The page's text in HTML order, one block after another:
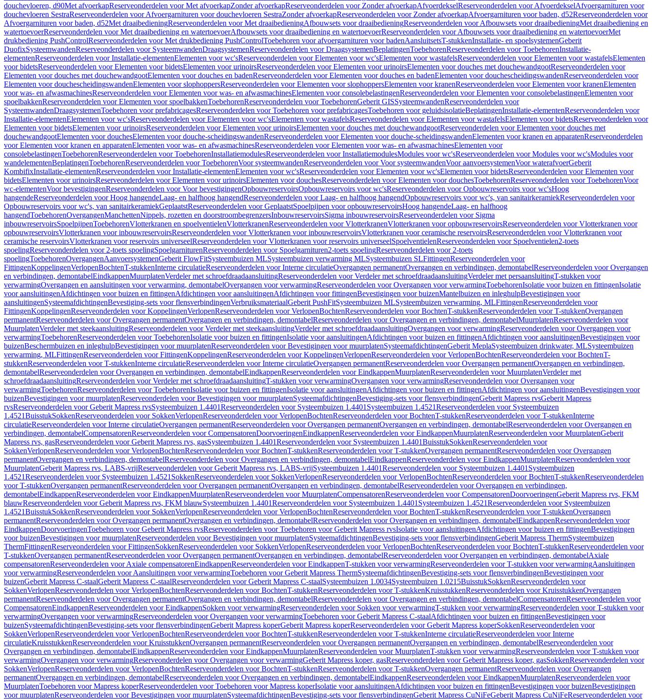
douchevloeren, d90Met afvoerkapReserveonderdelen voor Met afvoerkapZonder afvoerkapReserveonderdelen voor Zonder afvoerkapAfvoerdekselReserveonderdelen voor AfvoerdekselAfvoergarnituren voor
douchevloeren SestraReserveonderdelen voor Afvoergarnituren voor douchevloeren SestraZonder afvoerkapReserveonderdelen voor Zonder afvoerkapAfvoergarnituren voor baden, d52Reserveonderdelen voor
Afvoergarnituren voor baden, d52Met draaibedieningReserveonderdelen voor Met draaibedieningAfbouwsets voor draaibedieningReserveonderdelen voor Afbouwsets voor draaibedieningMet draaibediening en
watertoevoerReserveonderdelen voor Met draaibediening en watertoevoerAfbouwsets voor draaibediening en watertoevoerReserveonderdelen voor Afbouwsets voor draaibediening en watertoevoerMet
drukbediening PushControlReserveonderdelen voor Met drukbediening PushControlToebehoren voor afvoergarnituren voor badenAansluitsetsT-stukkenInstallatie- en spoelsystemenGeberit
DuofixSysteemwandenReserveonderdelen voor SysteemwandenDraagsystemenReserveonderdelen voor DraagsystemenBeplatingenToebehorenReserveonderdelen voor ToebehorenInstallatie-
elementenReserveonderdelen voor Installatie-elementenElementen voor wc'sReserveonderdelen voor Elementen voor wc'sElementen voor wastafelsReserveonderdelen voor Elementen voor wastafelsElementen
voor bidetsReserveonderdelen voor Elementen voor bidetsElementen voor urinoirsReserveonderdelen voor Elementen voor urinoirsElementen voor douches met douchewandgootReserveonderdelen voor
Elementen voor douches met douchewandgootElementen voor douches en badenReserveonderdelen voor Elementen voor douches en badenElementen voor douchescheidingswandenReserveonderdelen voor
Elementen voor douchescheidingswandenElementen voor slophoppersReserveonderdelen voor Elementen voor slophoppersElementen voor kranenReserveonderdelen voor Elementen voor kranenElementen
voor was- en afwasmachinesReserveonderdelen voor Elementen voor was- en afwasmachinesElementen voor consolebelastingenReserveonderdelen voor Elementen voor consolebelastingenElementen voor
spoelbakkenReserveonderdelen voor Elementen voor spoelbakkenToebehorenReserveonderdelen voor ToebehorenGeberit GISSysteemwandenReserveonderdelen voor
SysteemwandenDraagsystemenToebehoren voor prefabricagesReserveonderdelen voor Toebehoren voor prefabricagesToebehoren voor geluidsisolatieBeplatingenInstallatie-elementenReserveonderdelen voor
Installatie-elementenElementen voor wc'sReserveonderdelen voor Elementen voor wc'sElementen voor wastafelsReserveonderdelen voor Elementen voor wastafelsElementen voor bidetsReserveonderdelen voor
Elementen voor bidetsElementen voor urinoirsReserveonderdelen voor Elementen voor urinoirsElementen voor douches met douchewandgootReserveonderdelen voor Elementen voor douches met
douchewandgootElementen voor douchesElementen voor douche-scheidingswandenReserveonderdelen voor Elementen voor douche-scheidingswandenElementen voor kranen en apparatenReserveonderdelen
voor Elementen voor kranen en apparatenElementen voor was- en afwasmachinesReserveonderdelen voor Elementen voor was- en afwasmachinesElementen voor
consolebelastingenToebehorenReserveonderdelen voor ToebehorenInstallatiemodulesReserveonderdelen voor InstallatiemodulesModules voor wc'sReserveonderdelen voor Modules voor wc'sModules voor
wandelementenBeplatingenToebehorenReserveonderdelen voor ToebehorenVoor systeemwandenReserveonderdelen voor Voor systeemwandenVoor aanvoersystemenVoor waterafvoerGeberit
KombifixInstallatie-elementenReserveonderdelen voor Installatie-elementenElementen voor wc'sReserveonderdelen voor Elementen voor wc'sElementen voor bidetsReserveonderdelen voor Elementen voor
bidetsElementen voor urinoirsReserveonderdelen voor Elementen voor urinoirsElementen voor douchesReserveonderdelen voor Elementen voor douchesToebehorenReserveonderdelen voor ToebehorenVoor
wc-elementenVoor bevestigingenReserveonderdelen voor Voor bevestigingenOpbouwreservoirsOpbouwreservoirs voor wc'sReserveonderdelen voor Opbouwreservoirs voor wc'sHoog
hangendeReserveonderdelen voor Hoog hangendeLaag- en halfhoog hangendReserveonderdelen voor Laag- en halfhoog hangendOpbouwreservoirs voor wc's, van sanitairkeramiekReserveonderdelen voor
Opbouwreservoirs voor wc's, van sanitairkeramiekGeplaatstReserveonderdelen voor GeplaatstSpoelpijpen voor opbouwreservoirsHoog hangendeLaag- en halfhoog
hangendToebehorenOvergangenManchettenNippels, rozetten en doorstroombegrenzersInbouwreservoirsSigma inbouwreservoirsReserveonderdelen voor Sigma
inbouwreservoirsSpoelpijpenToebehorenVlotterkranen en spoelventielenVlotterkranenReserveonderdelen voor VlotterkranenVlotterkranen voor opbouwreservoirsReserveonderdelen voor Vlotterkranen voor
opbouwreservoirsVlotterkranen voor inbouwreservoirsReserveonderdelen voor Vlotterkranen voor inbouwreservoirsVlotterkranen voor ceramische reservoirsReserveonderdelen voor Vlotterkranen voor
ceramische reservoirsVlotterkranen voor reservoirs universeelReserveonderdelen voor Vlotterkranen voor reservoirs universeelSpoelventielenReserveonderdelen voor Spoelventielen2-toets
spoelingReserveonderdelen voor 2-toets spoelingSpoelgarniturenReserveonderdelen voor Spoelgarnituren2-toets spoelingReserveonderdelen voor 2-toets
spoelingToebehorenOvergangenAanvoersystemenGeberit FlowFitSysteembuizen MLSysteembuizen verwarming MLSysteembuizen SLFittingenReserveonderdelen voor
FittingenKoppelingenVerlopenBochtenT-stukkenInterne circulatieReserveonderdelen voor Interne circulatieOvergangen permanentOvergangen en verbindingen, demontabelReserveonderdelen voor Overgangen
en verbindingen, demontabelEindkappenMuurplatenVerdeler met schroefdraadaansluitingReserveonderdelen voor Verdeler met schroefdraadaansluitingVerdeler met persaansluitingT-stukken voor
verwarmingOvergangen en aansluitingen voor verwarming, demontabelOvergangen voor verwarmingReserveonderdelen voor Overgangen voor verwarmingToebehorenIsolatie voor buizen en fittingenIsolatie
voor aansluitingenAfdichtingen voor buizen en fittingenAfdichtingen voor aansluitingenAfdichtingen voor fittingenBevestigingen voor buizenMantelbuizen en inleghulpBevestigingen voor
aansluitingenSysteemafdichtingenBevestiging-sets voor flensverbindingenVerbruiksmateriaalGeberit PushFitSysteembuizen MLSysteembuizen verwarming, MLFittingenReserveonderdelen voor
FittingenKoppelingenReserveonderdelen voor KoppelingenVerlopenReserveonderdelen voor VerlopenBochtenReserveonderdelen voor BochtenT-stukkenReserveonderdelen voor T-stukkenOvergangen
permanentReserveonderdelen voor Overgangen permanentOvergangen en verbindingen, demontabelReserveonderdelen voor Overgangen en verbindingen, demontabelMuurplatenReserveonderdelen voor
MuurplatenVerdeler met steekaansluitingReserveonderdelen voor Verdeler met steekaansluitingVerdeler met schroefdraadaansluitingOvergangen voor verwarmingReserveonderdelen voor Overgangen voor
verwarmingToebehorenReserveonderdelen voor ToebehorenIsolatie voor buizen en fittingenIsolatie voor aansluitingenAfdichtingen voor buizen en fittingenAfdichtingen voor aansluitingenBevestigingen voor
buizenBeschermbuizen en inleghulpBevestigingen voor muurplatenReserveonderdelen voor Bevestigingen voor muurplatenSysteemafdichtingenGeberit MeplaSysteembuizen drinkwater, MLSysteembuizen
verwarming, MLFittingenReserveonderdelen voor FittingenKoppelingenReserveonderdelen voor KoppelingenVerlopenReserveonderdelen voor VerlopenBochtenReserveonderdelen voor BochtenT-
stukkenReserveonderdelen voor T-stukkenInterne circulatieReserveonderdelen voor Interne circulatieOvergangen permanentReserveonderdelen voor Overgangen permanentOvergangen en verbindingen,
demontabelReserveonderdelen voor Overgangen en verbindingen, demontabelEindkappenReserveonderdelen voor EindkappenMuurplatenReserveonderdelen voor MuurplatenVerdeler met
schroefdraadaansluitingReserveonderdelen voor Verdeler met schroefdraadaansluitingT-stukken voor verwarmingOvergangen voor verwarmingReserveonderdelen voor Overgangen voor
verwarmingToebehorenReserveonderdelen voor ToebehorenIsolatie voor buizen en fittingenIsolatie voor aansluitingenAfdichtingen voor buizen en fittingenAfdichtingen voor aansluitingenBevestigingen voor
buizenBevestigingen voor muurplatenReserveonderdelen voor Bevestigingen voor muurplatenSysteemafdichtingenBevestiging-sets voor flensverbindingenGeberit Mapress rvsGeberit Mapress
rvsReserveonderdelen voor Geberit Mapress rvsSysteembuizen 1.4401Reserveonderdelen voor Systeembuizen 1.4401 Systeembuizen 1.4521Reserveonderdelen voor Systeembuizen
1.4521BuisstukSokkenReserveonderdelen voor SokkenVerlopenReserveonderdelen voor VerlopenBochtenReserveonderdelen voor BochtenT-stukkenReserveonderdelen voor T-stukkenInterne
circulatieReserveonderdelen voor Interne circulatieOvergangen permanentReserveonderdelen voor Overgangen permanentOvergangen en verbindingen, demontabelReserveonderdelen voor Overgangen en
verbindingen, demontabelCompensatorenReserveonderdelen voor CompensatorenDoorvoeringenEindkappenReserveonderdelen voor EindkappenMuurplatenReserveonderdelen voor MuurplatenGeberit
Mapress rvs, gasReserveonderdelen voor Geberit Mapress rvs, gasSysteembuizen 1.4401Reserveonderdelen voor Systeembuizen 1.4401BuisstukSokkenReserveonderdelen voor
SokkenVerlopenReserveonderdelen voor VerlopenBochtenReserveonderdelen voor BochtenT-stukkenReserveonderdelen voor T-stukkenOvergangen permanentReserveonderdelen voor Overgangen
permanentOvergangen en verbindingen, demontabelReserveonderdelen voor Overgangen en verbindingen, demontabelEindkappenReserveonderdelen voor EindkappenMuurplatenReserveonderdelen voor
MuurplatenGeberit Mapress rvs, LABS-vrijReserveonderdelen voor Geberit Mapress rvs, LABS-vrijSysteembuizen 1.4401Reserveonderdelen voor Systeembuizen 1.4401 Systeembuizen
1.4521Reserveonderdelen voor Systeembuizen 1.4521 SokkenReserveonderdelen voor SokkenVerlopenReserveonderdelen voor VerlopenBochtenReserveonderdelen voor BochtenT-stukkenReserveonderdelen
voor T-stukkenOvergangen permanentReserveonderdelen voor Overgangen permanentOvergangen en verbindingen, demontabelReserveonderdelen voor Overgangen en verbindingen,
demontabelEindkappenReserveonderdelen voor EindkappenMuurplatenReserveonderdelen voor MuurplatenCompensatorenReserveonderdelen voor CompensatorenDoorvoeringenGeberit Mapress rvs, FKM
blauwReserveonderdelen voor Geberit Mapress rvs, FKM blauwSysteembuizen 1.4401Reserveonderdelen voor Systeembuizen 1.4401 Systeembuizen 1.4521Reserveonderdelen voor Systeembuizen
1.4521BuisstukSokkenReserveonderdelen voor SokkenVerlopenReserveonderdelen voor VerlopenBochtenReserveonderdelen voor BochtenT-stukkenReserveonderdelen voor T-stukkenOvergangen
permanentReserveonderdelen voor Overgangen permanentOvergangen en verbindingen, demontabelReserveonderdelen voor Overgangen en verbindingen, demontabelEindkappenReserveonderdelen voor
EindkappenDoorvoeringenToebehoren voor Geberit Mapress rvsReserveonderdelen voor Toebehoren voor Geberit Mapress rvsIsolatie voor aansluitingenAfdichtingen voor buizen en fittingenBevestigingen
voor buizenBevestigingen voor muurplatenReserveonderdelen voor Bevestigingen voor muurplatenSysteemafdichtingenBevestiging-sets voor flensverbindingenGeberit Mapress ThermSysteembuizen
ThermFittingenReserveonderdelen voor FittingenSokkenReserveonderdelen voor SokkenVerlopenReserveonderdelen voor VerlopenBochtenReserveonderdelen voor BochtenT-stukkenReserveonderdelen voor
T-stukkenOvergangen permanentReserveonderdelen voor Overgangen permanentOvergangen en verbindingen, demontabelReserveonderdelen voor Overgangen en verbindingen, demontabelAxiale
compensatorenReserveonderdelen voor Axiale compensatorenEindkappenReserveonderdelen voor EindkappenT-stukken voor verwarmingReserveonderdelen voor T-stukken voor verwarmingAansluitingen
voor verwarmingReserveonderdelen voor Aansluitingen voor verwarmingToebehoren voor Geberit Mapress ThermSysteemafdichtingenBevestiging-sets voor flensverbindingenBevestigingen voor
buizenGeberit Mapress C-staalGeberit Mapress C-staalReserveonderdelen voor Geberit Mapress C-staalSysteembuizen 1.0034Systeembuizen 1.0215BuisstukSokkenReserveonderdelen voor
SokkenVerlopenReserveonderdelen voor VerlopenBochtenReserveonderdelen voor BochtenT-stukkenReserveonderdelen voor T-stukkenKruisstukkenReserveonderdelen voor KruisstukkenOvergangen
permanentReserveonderdelen voor Overgangen permanentOvergangen en verbindingen, demontabelReserveonderdelen voor Overgangen en verbindingen, demontabelCompensatorenReserveonderdelen voor
CompensatorenEindkappenReserveonderdelen voor EindkappenSokken voor verwarmingReserveonderdelen voor Sokken voor verwarmingT-stukken voor verwarmingReserveonderdelen voor T-stukken voor
verwarmingOvergangen voor verwarmingReserveonderdelen voor Overgangen voor verwarmingToebehoren voor Geberit Mapress C-staalAfdichtingen voor buizen en fittingenBevestigingen voor
buizenSysteemafdichtingenBevestiging-sets voor flensverbindingenGeberit Mapress koperGeberit Mapress koperReserveonderdelen voor Geberit Mapress koperSokkenReserveonderdelen voor
SokkenVerlopenReserveonderdelen voor VerlopenBochtenReserveonderdelen voor BochtenT-stukkenReserveonderdelen voor T-stukkenInterne circulatieReserveonderdelen voor Interne
circulatieKruisstukkenReserveonderdelen voor KruisstukkenOvergangen permanentReserveonderdelen voor Overgangen permanentOvergangen en verbindingen, demontabelReserveonderdelen voor
Overgangen en verbindingen, demontabelEindkappenReserveonderdelen voor EindkappenMuurplatenReserveonderdelen voor MuurplatenT-stukken voor verwarmingReserveonderdelen voor T-stukken voor
verwarmingOvergangen voor verwarmingReserveonderdelen voor Overgangen voor verwarmingGeberit Mapress koper, gasReserveonderdelen voor Geberit Mapress koper, gasSokkenReserveonderdelen voor
SokkenVerlopenReserveonderdelen voor VerlopenBochtenReserveonderdelen voor BochtenT-stukkenReserveonderdelen voor T-stukkenOvergangen permanentReserveonderdelen voor Overgangen
permanentOvergangen en verbindingen, demontabelReserveonderdelen voor Overgangen en verbindingen, demontabelEindkappenReserveonderdelen voor EindkappenMuurplatenReserveonderdelen voor
MuurplatenToebehoren voor Mapress koperReserveonderdelen voor Toebehoren voor Mapress koperIsolatie voor aansluitingenAfdichtingen voor buizen en fittingenBevestigingen voor buizenBevestigingen
voor muurplatenReserveonderdelen voor Bevestigingen voor muurplatenSysteemafdichtingenBevestiging-sets voor flensverbindingenGeberit Mapress CuNiFeGeberit Mapress CuNiFeReserveonderdelen voor